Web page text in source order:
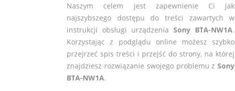
Naszym celem jest zapewnienie Ci jak
najszybszego dostępu do treści zawartych w
instrukcji obsługi urządzeniaSony BTA-NW1A.
Korzystając z podglądu online możesz szybko
przejrzeć spis treści i przejść do strony, na której
znajdziesz rozwiązanie swojego problemu zSony
BTA-NW1A.